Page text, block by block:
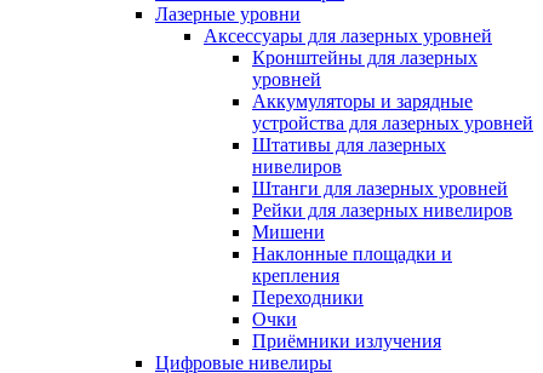
Лазерные уровни
Аксессуары для лазерных уровней
Кронштейны для лазерных
уровней
Аккумуляторы и зарядные
устройства для лазерных уровней
Штативы для лазерных
нивелиров
Штанги для лазерных уровней
Рейки для лазерных нивелиров
Мишени
Наклонные площадки и
крепления
Переходники
Очки
Приёмники излучения
Цифровые нивелиры